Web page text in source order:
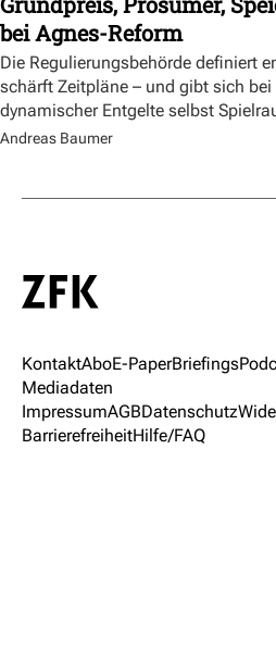
bei Agnes-Reform
Die Regulierungsbehörde definiert
schärft Zeitpläne – und gibt sich bei
dynamischer Entgelte selbst
Andreas Baumer
KontaktAboE-PaperBriefings
Mediadaten
ImpressumAGBDatenschutz
BarrierefreiheitHilfe/FAQ